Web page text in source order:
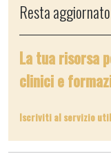
Resta
La tua risorsa
clinici e
Iscriviti al servizio